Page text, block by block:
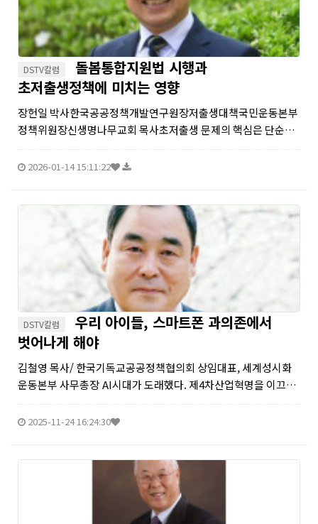
DSTV칼럼
돌봄통합지원법 시행과
초저출생정책에 미치는 영향
장헌일 박사한국공공정책개발연구원장저출생대책국민운동본부
정책위원장신생명나무교회 목사초저출생 문제의 핵심은 단순히
한 돌봄 부담에 있다. 오늘의 젊은 세대는 자녀 양육 이전에 이미
2026-01-14 15:11:22
DSTV칼럼
우리 아이들, 스마트폰 과의존에서
벗어나게 해야
김철영 목사/ 한국기독교공공정책협의회 상임대표, 세계성시화
운동본부 사무총장 AI시대가 도래했다. 제4차산업혁명을 이끄는
수도권 유명 대학들 중간고사에서 AI를 활용해 답안을 작성한 것
2025-11-24 16:24:30